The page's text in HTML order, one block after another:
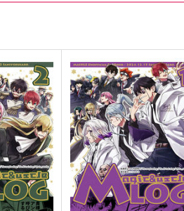
作品詳細
無い記憶
竹馬のぎゃう
472円（税込）
佐伯イッテツ
サンプル 作品詳細